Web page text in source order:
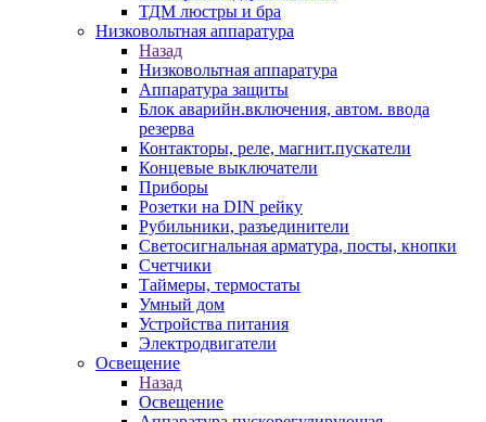
ТДМ люстры и бра
Низковольтная аппаратура
Назад
Низковольтная аппаратура
Аппаратура защиты
Блок аварийн.включения, автом. ввода
резерва
Контакторы, реле, магнит.пускатели
Концевые выключатели
Приборы
Розетки на DIN рейку
Рубильники, разъединители
Светосигнальная арматура, посты, кнопки
Счетчики
Таймеры, термостаты
Умный дом
Устройства питания
Электродвигатели
Освещение
Назад
Освещение